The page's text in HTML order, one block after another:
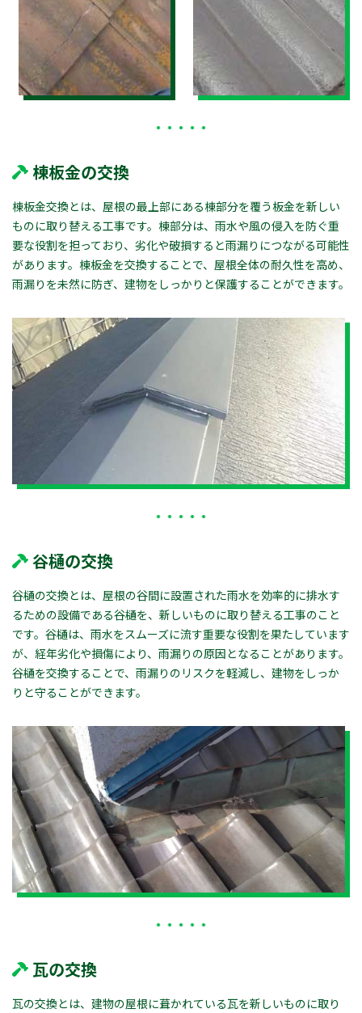
棟板金の交換
棟板金交換とは、屋根の最上部にある棟部分を覆う板金を新しい
ものに取り替える工事です。棟部分は、雨水や風の侵入を防ぐ重
要な役割を担っており、劣化や破損すると雨漏りにつながる可能性
があります。棟板金を交換することで、屋根全体の耐久性を高め、
雨漏りを未然に防ぎ、建物をしっかりと保護することができます。
谷樋の交換
谷樋の交換とは、屋根の谷間に設置された雨水を効率的に排水す
るための設備である谷樋を、新しいものに取り替える工事のこと
です。谷樋は、雨水をスムーズに流す重要な役割を果たしています
が、経年劣化や損傷により、雨漏りの原因となることがあります。
谷樋を交換することで、雨漏りのリスクを軽減し、建物をしっか
りと守ることができます。
瓦の交換
瓦の交換とは、建物の屋根に葺かれている瓦を新しいものに取り